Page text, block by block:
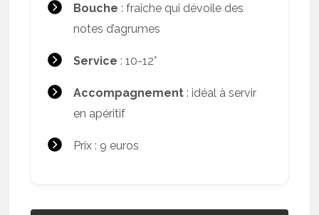
Bouche : fraîche qui dévoile des
notes d’agrumes
Service : 10-12°
Accompagnement: idéal à servir
en apéritif
Prix : 9 euros